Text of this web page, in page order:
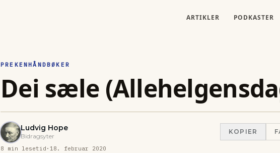
ARTIKLER PODKASTER
PREKENHÅNDBØKER
Dei sæle
Ludvig Hope
Bidragsyter
KOPIER
8 min lesetid · 18. februar 2020